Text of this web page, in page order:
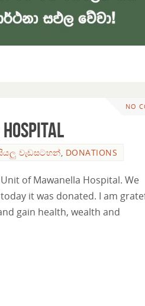
NO
Hospital
සියලු වැඩසටහන්, DONATIONS
of Mawanella Hospital. We
it was donated. I am
gain health, wealth and